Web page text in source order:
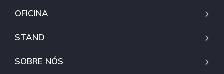
OFICINA
STAND
SOBRE NÓS